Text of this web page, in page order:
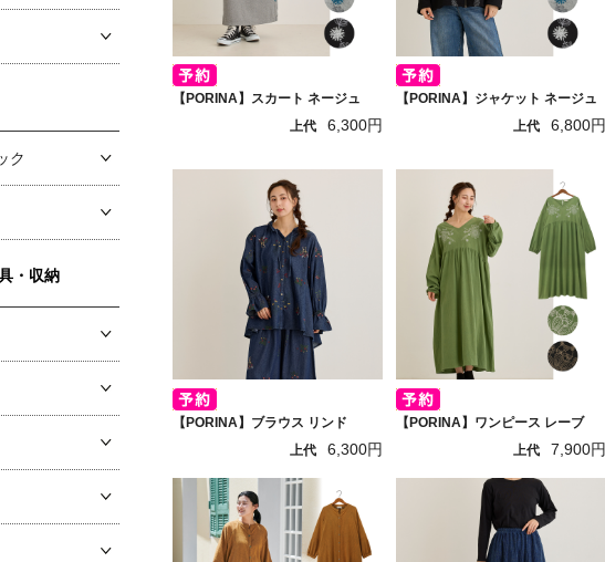
【PORINA】スカート ネージュ
上代
6,300円
【PORINA】ジャケット ネージュ
上代
6,800円
【PORINA】ブラウス リンド
上代
6,300円
【PORINA】ワンピース レーブ
上代
7,900円
ク
・収納